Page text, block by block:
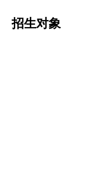
招生对象